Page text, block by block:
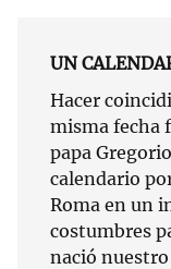
UN
Hacer
misma fecha
papa
calendario
Roma en un
costumbres
nació